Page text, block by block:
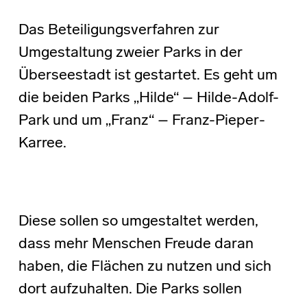
Das Beteiligungsverfahren zur
Umgestaltung zweier Parks in der
Überseestadt ist gestartet. Es geht um
die beiden Parks „Hilde“ – Hilde-Adolf-
Park und um „Franz“ – Franz-Pieper-
Karree.
Diese sollen so umgestaltet werden,
dass mehr Menschen Freude daran
haben, die Flächen zu nutzen und sich
dort aufzuhalten. Die Parks sollen